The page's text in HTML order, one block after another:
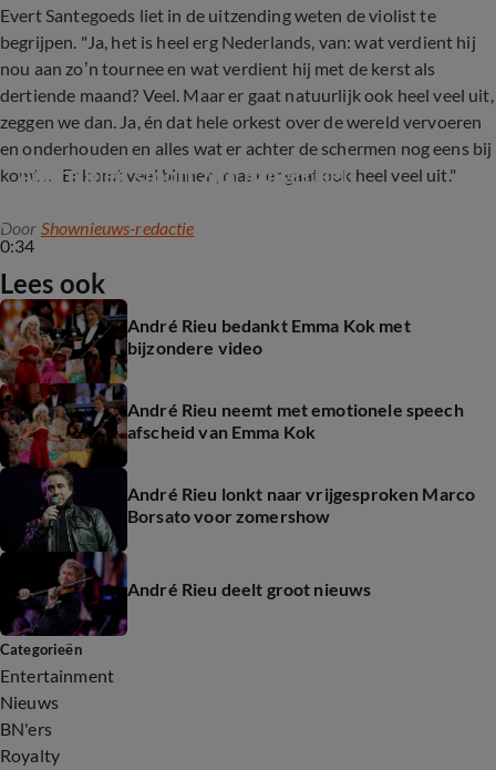
Evert Santegoeds liet in de uitzending weten de violist te
begrijpen. "Ja, het is heel erg Nederlands, van: wat verdient hij
nou aan zo’n tournee en wat verdient hij met de kerst als
dertiende maand? Veel. Maar er gaat natuurlijk ook heel veel uit,
zeggen we dan. Ja, én dat hele orkest over de wereld vervoeren
en onderhouden en alles wat er achter de schermen nog eens bij
komt… Er komt veel binnen, maar er gaat ook heel veel uit."
0:34
André Rieu stoort zich aan artikel
Door Shownieuws-redactie
Lees ook
André Rieu bedankt Emma Kok met
bijzondere video
André Rieu neemt met emotionele speech
afscheid van Emma Kok
André Rieu lonkt naar vrijgesproken Marco
Borsato voor zomershow
André Rieu deelt groot nieuws
Categorieën
Entertainment
Nieuws
BN'ers
Royalty